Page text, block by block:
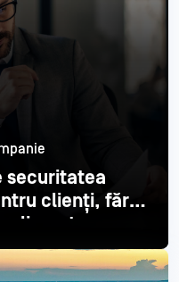
securitatea
clienți, fără